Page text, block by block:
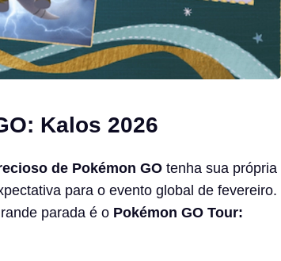
Kalos 2026
de Pokémon GO tenha sua própria
para o evento global de fevereiro.
parada é o Pokémon GO Tour: